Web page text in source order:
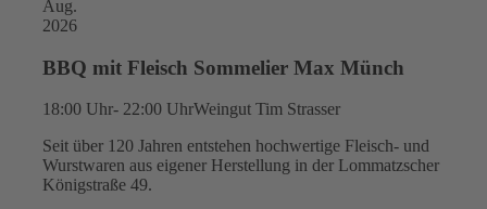
Aug.
2026
BBQ mit Fleisch Sommelier Max Münch
18:00 Uhr- 22:00 UhrWeingut Tim Strasser
Seit über 120 Jahren entstehen hochwertige Fleisch- und
Wurstwaren aus eigener Herstellung in der Lommatzscher
Königstraße 49.